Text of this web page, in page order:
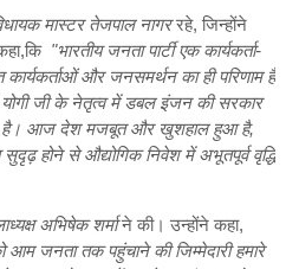
मास्टर तेजपाल नागररहे, जिन्होंने
"भारतीय जनता पार्टी एक कार्यकर्ता-
कार्यकर्ताओं और जनसमर्थन का ही परिणाम है
जी के नेतृत्व में डबल इंजन की सरकार
है। आज देश मजबूत और खुशहाल हुआ है,
होने से औद्योगिक निवेश में अभूतपूर्व वृद्धि
अभिषेक शर्माने की। उन्होंने कहा,
को आम जनता तक पहुंचाने की जिम्मेदारी हमारे